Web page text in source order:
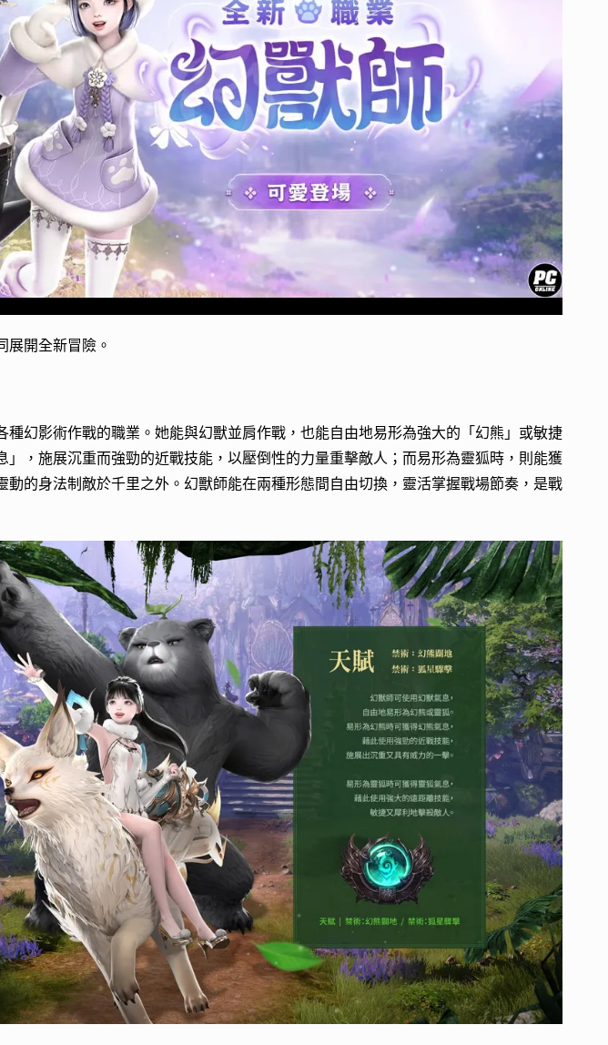
展開全新冒險。
幻影術作戰的職業。她能與幻獸並肩作戰，也能自由地易形為強大的「幻熊」或敏捷
，施展沉重而強勁的近戰技能，以壓倒性的力量重擊敵人；而易形為靈狐時，則能獲
的身法制敵於千里之外。幻獸師能在兩種形態間自由切換，靈活掌握戰場節奏，是戰